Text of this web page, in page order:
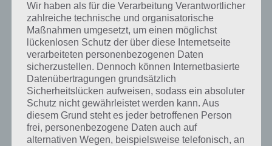
ein Label freizuschalten, braucht ihr aber eine gewisse Anzahl an
Mitglieder eines bestimmten Genre. Entsprechend wird man zu
Beginn kaum ein Label wählen können.
Zu guter letzt, nachdem der Song geschrieben ist, kann dieser durch
Promotion in den Charts steigen. Um durchschnittlich 3 Plätze in den
Charts steigt der Song in Band Stars, wenn dieser zum Internet-Hit
wurde (kostet 3 Drinks und ist zufallsbasiert). Außerdem können
eure Bandmitglieder (ebenfalls zufallsbasiert) Einfluss auf den
Verkauf haben (positiv, aber auch negativ).
Wir haben als für die Verarbeitung Verantwortlicher
zahlreiche technische und organisatorische
Maßnahmen umgesetzt, um einen möglichst
lückenlosen Schutz der über diese Internetseite
verarbeiteten personenbezogenen Daten
sicherzustellen. Dennoch können Internetbasierte
Datenübertragungen grundsätzlich
Sicherheitslücken aufweisen, sodass ein absoluter
Schutz nicht gewährleistet werden kann. Aus
diesem Grund steht es jeder betroffenen Person
frei, personenbezogene Daten auch auf
alternativen Wegen, beispielsweise telefonisch, an